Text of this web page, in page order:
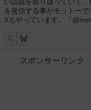
を発信する事がモットーで
Xもやっています。「
スポンサーリンク